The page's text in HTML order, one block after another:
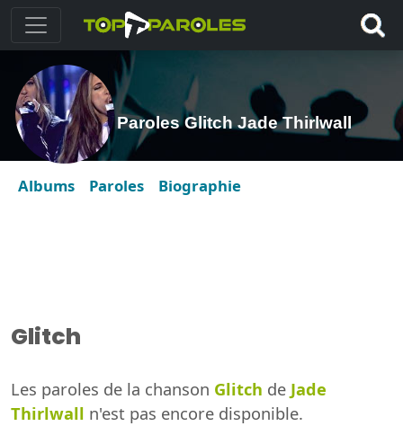
Paroles Glitch Jade Thirlwall
Albums Paroles Biographie
Glitch
Les paroles de la chanson Glitch de Jade
Thirlwall n'est pas encore disponible.